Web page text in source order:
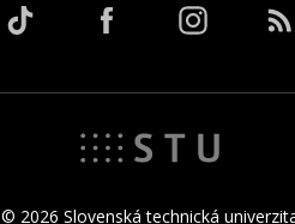
© 2026 Slovenská technická